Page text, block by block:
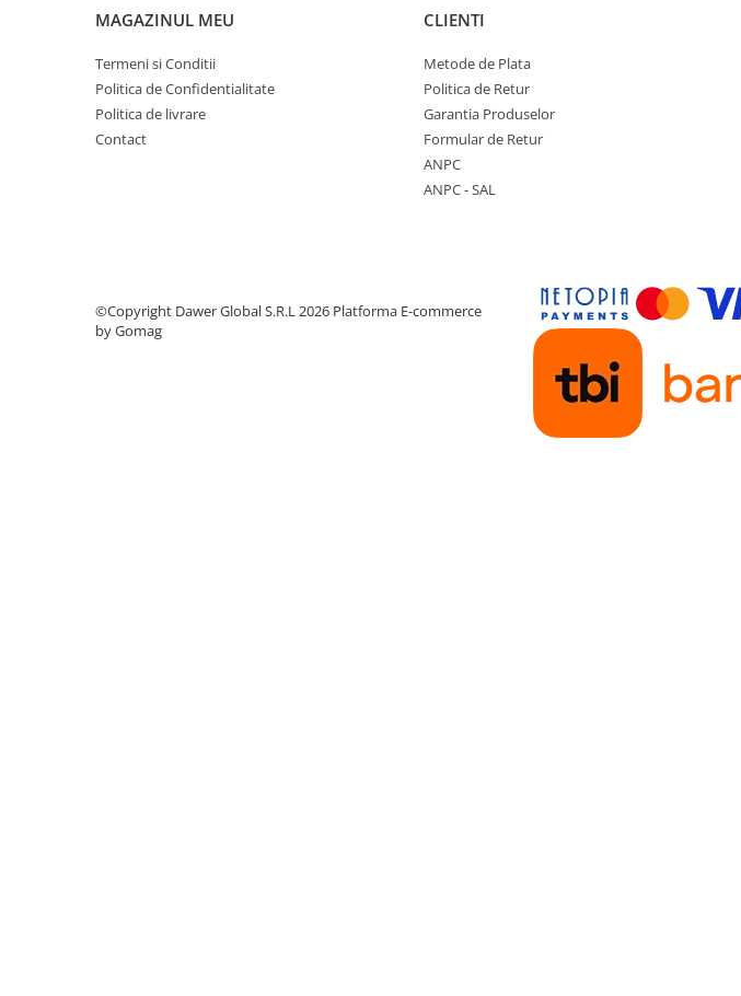
Compresoare
Articole uz casnic
Electrocasnice
Intretinere locuinta
MAGAZINUL MEU
Termeni si Conditii
Politica de Confidentialitate
Politica de livrare
Contact
CLIENTI
Metode de Plata
Politica de Retur
Garantia Produselor
Formular de Retur
ANPC
ANPC - SAL
©Copyright Dawer Global S.R.L 2026 Platforma E-commerce
by Gomag